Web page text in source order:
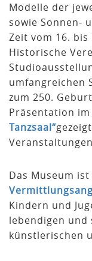
Modelle der
sowie Sonnen-
Zeit vom 16.
Historische
umfangreichen
zum 250.
Präsentation im
Tanzsaal“
Das Museum
Kindern und
lebendigen und
künstlerischen